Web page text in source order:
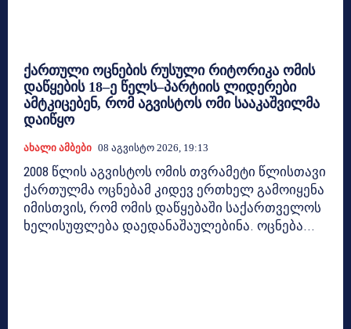
ქართული ოცნების რუსული რიტორიკა ომის
დაწყების 18–ე წელს–პარტიის ლიდერები
ამტკიცებენ, რომ აგვისტოს ომი სააკაშვილმა
დაიწყო
Ახალი Ამბები 08 Აგვისტო 2026, 19:13
2008 წლის აგვისტოს ომის თვრამეტი წლისთავი
ქართულმა ოცნებამ კიდევ ერთხელ გამოიყენა
იმისთვის, რომ ომის დაწყებაში საქართველოს
ხელისუფლება დაედანაშაულებინა. ოცნება...